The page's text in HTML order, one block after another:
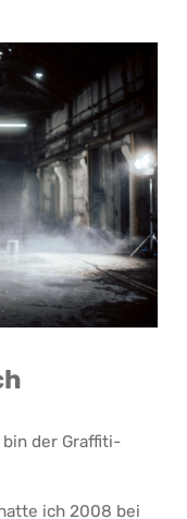
bin der Graffiti-
ich 2008 bei